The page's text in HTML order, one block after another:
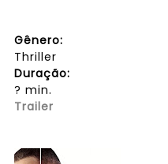
Gênero:
Thriller
Duração:
? min.
Trailer